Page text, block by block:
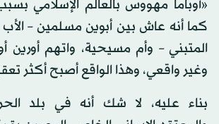
«أوباما مهووس بالعالم الإسلامي
كما أنه عاش بين أبوين مسلمين – الأب
المتبني – وأم مسيحية، واتهم أورين
وغير واقعي، وهذا الواقع أصبح أكثر
بناء عليه، لا شك أنه في بلد